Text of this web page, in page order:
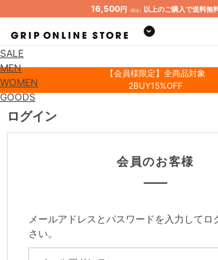
16,500円 （税込） 以上のご購入で送料無
SALE
MEN
WOMEN
GOODS
【会員様限定】全商品対象
2BUY15%OFF
ログイン
会員のお客様
メールアドレスとパスワードを入力してロ
さい。